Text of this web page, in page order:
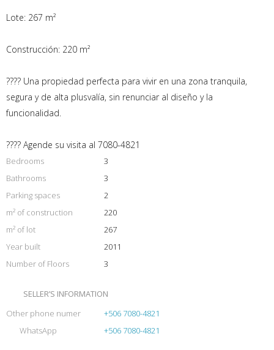
Lote: 267 m²
Construcción: 220 m²
???? Una propiedad perfecta para vivir en una zona tranquila,
segura y de alta plusvalía, sin renunciar al diseño y la
funcionalidad.
???? Agende su visita al 7080-4821
Bedrooms
3
Bathrooms
3
Parking spaces
2
m² of construction
220
m² of lot
267
Year built
2011
Number of Floors
3
SELLER’S INFORMATION
Other phone numer
+506 7080-4821
WhatsApp
+506 7080-4821